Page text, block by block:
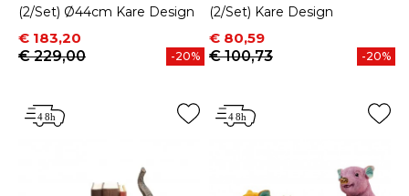
(2/Set) Ø44cm Kare Design
Prijs
€ 183,20
Normale prijs
€ 229,00
-20%
(2/Set) Kare Design
Prijs
€ 80,59
Normale prijs
€ 100,73
-20%